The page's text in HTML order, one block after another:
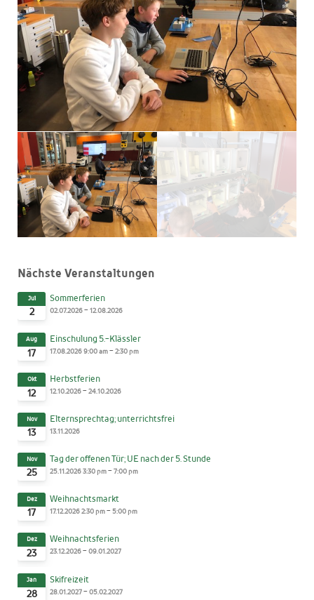
Nächste Veranstaltungen
2
Jul Sommerferien
02.07.2026-12.08.2026
17
Aug Einschulung 5.-Klässler
17.08.20269:00 am-2:30 pm
12
Okt Herbstferien
12.10.2026-24.10.2026
13
Nov Elternsprechtag; unterrichtsfrei
13.11.2026
25
Nov Tag der offenen Tür; UE nach der 5. Stunde
25.11.20263:30 pm-7:00 pm
17
Dez Weihnachtsmarkt
17.12.20262:30 pm- 5:00 pm
23
Dez Weihnachtsferien
23.12.2026-09.01.2027
28
Jan Skifreizeit
28.01.2027-05.02.2027